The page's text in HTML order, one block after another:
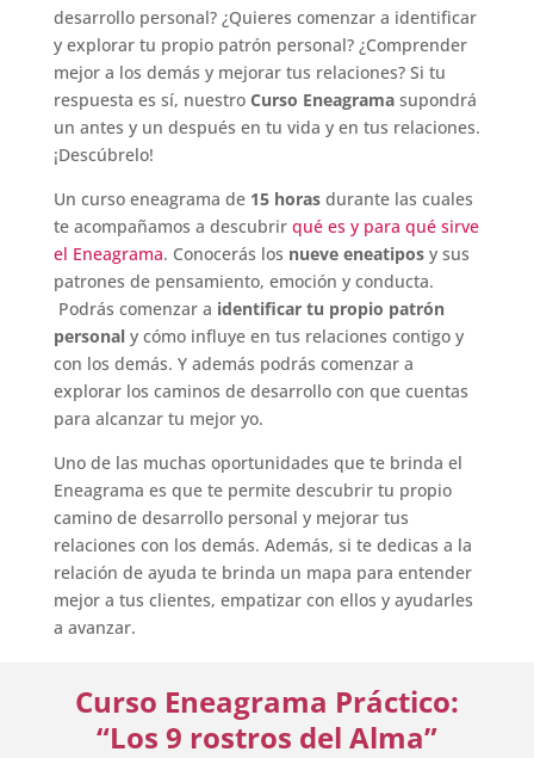
desarrollo personal? ¿Quieres comenzar a identificar
y explorar tu propio patrón personal? ¿Comprender
mejor a los demás y mejorar tus relaciones? Si tu
respuesta es sí, nuestro Curso Eneagramasupondrá
un antes y un después en tu vida y en tus relaciones.
¡Descúbrelo!
Un curso eneagrama de15 horasdurante las cuales
te acompañamos a descubrir qué es y para qué sirve
el Eneagrama. Conocerás los nueve eneatiposy sus
patrones de pensamiento, emoción y conducta.
Podrás comenzar a identificar tu propio patrón
personaly cómo influye en tus relaciones contigo y
con los demás. Y además podrás comenzar a
explorar los caminos de desarrollo con que cuentas
para alcanzar tu mejor yo.
Uno de las muchas oportunidades que te brinda el
Eneagrama es que te permite descubrir tu propio
camino de desarrollo personal y mejorar tus
relaciones con los demás. Además, si te dedicas a la
relación de ayuda te brinda un mapa para entender
mejor a tus clientes, empatizar con ellos y ayudarles
a avanzar.
Curso Eneagrama Práctico:
“Los 9 rostros del Alma”